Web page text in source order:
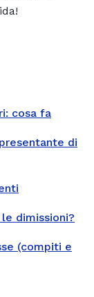
cosa fa
di
dimissioni?
(compiti e